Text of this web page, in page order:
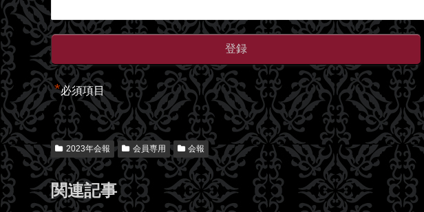
*必須項目
2023年会報 会員専用 会報
関連記事